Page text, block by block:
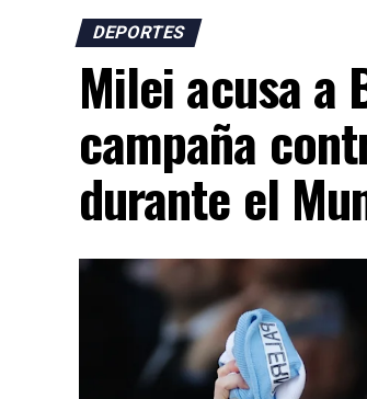
DEPORTES
Milei acusa a
campaña
durante el